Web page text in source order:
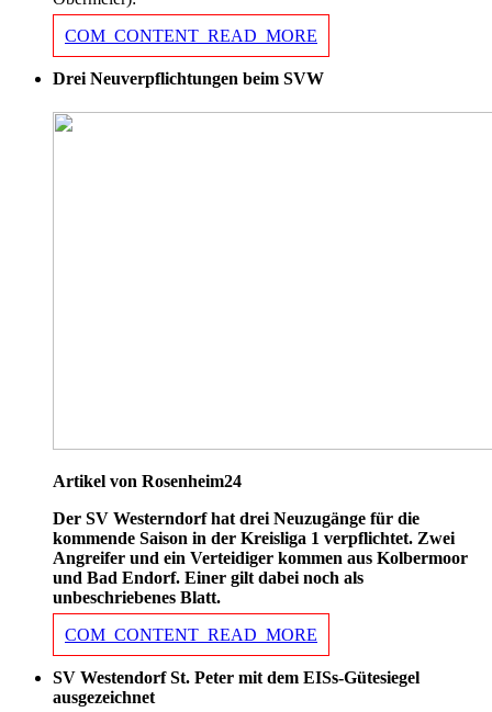
COM_CONTENT_READ_MORE
Drei Neuverpflichtungen beim SVW
Artikel von Rosenheim24
Der SV Westerndorf hat drei Neuzugänge für die
kommende Saison in der Kreisliga 1 verpflichtet. Zwei
Angreifer und ein Verteidiger kommen aus Kolbermoor
und Bad Endorf. Einer gilt dabei noch als
unbeschriebenes Blatt.
COM_CONTENT_READ_MORE
SV Westendorf St. Peter mit dem EISs-Gütesiegel
ausgezeichnet